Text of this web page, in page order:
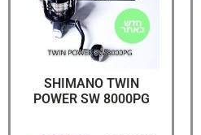
SHIMANO TWIN
POWER SW 8000PG